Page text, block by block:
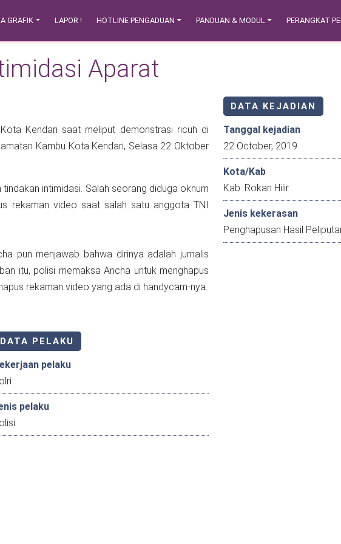
GRAFIK LAPOR ! HOTLINE PENGADUAN PANDUAN & MODUL PERANGKAT
Aparat
Kendari saat meliput demonstrasi ricuh di
Kambu Kota Kendari, Selasa 22 Oktober
intimidasi. Salah seorang diduga oknum
rekaman video saat salah satu anggota TNI
pun menjawab bahwa dirinya adalah jurnalis
itu, polisi memaksa Ancha untuk menghapus
rekaman video yang ada di handycam-nya.
DATA KEJADIAN
Tanggal kejadian
22 October, 2019
Kota/Kab
Kab. Rokan Hilir
Jenis kekerasan
Penghapusan Hasil
DATA PELAKU
pelaku
pelaku